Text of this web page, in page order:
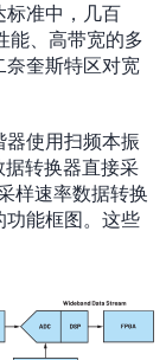
标准中，几百
能、高带宽的多
奈奎斯特区对宽
使用扫频本振
转换器直接采
样速率数据转换
功能框图。这些